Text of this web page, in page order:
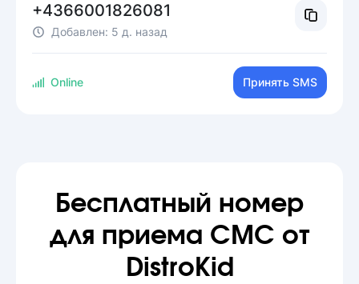
+4366001826081
Добавлен: 5 д. назад
Online Принять SMS
Бесплатный номер
для приема СМС от
DistroKid